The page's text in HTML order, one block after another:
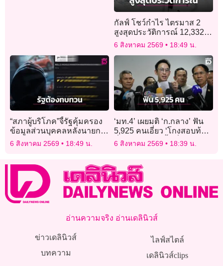
กัลฟ์ โชว์กำไร ไตรมาส 2
สูงสุดประวัติการณ์ 12,332
ล้าน จากธุรกิจพลังงาน – เอ
6 สิงหาคม 2569 18:49 น.
“สภาผู้บริโภค”จี้รัฐคุ้มครอง
ข้อมูลส่วนบุคคลหลังนายกฯ
ยังโดน
6 สิงหาคม 2569 18:49 น.
‘มท.4’ เผยมติ ‘ก.กลาง’ ฟัน
5,925 คนเอี่ยว ‘โกงสอบท้อง
ถิ่น’ ส่ง ‘อปท.’ พื้นที่ต้นสังกัด
6 สิงหาคม 2569 18:39 น.
อ่านความจริง อ่านเดลินิวส์
ข่าวเดลินิวส์
บทความ
ไลฟ์สไตล์
เดลินิวส์clips